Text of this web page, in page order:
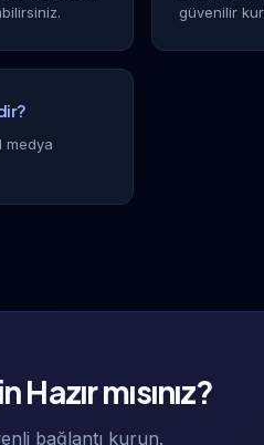
güvenilir
medya
mısınız?
bağlantı kurun.